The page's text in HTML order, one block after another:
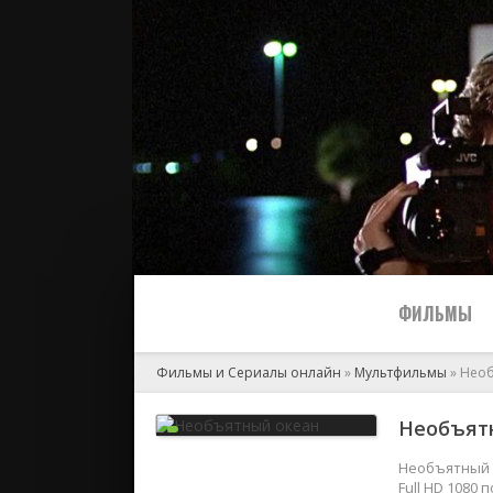
ФИЛЬМЫ
2024
Фильмы и Сериалы онлайн » Мультфильмы »
Необъятный
Full HD 1080